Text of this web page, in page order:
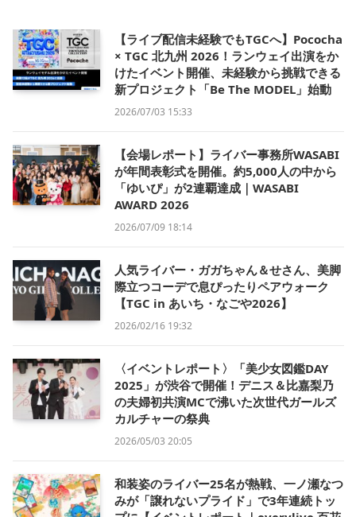
【ライブ配信未経験でもTGCへ】Pococha
× TGC 北九州 2026！ランウェイ出演をか
けたイベント開催、未経験から挑戦できる
新プロジェクト「Be The MODEL」始動
2026/07/03 15:33
【会場レポート】ライバー事務所WASABI
が年間表彰式を開催。約5,000人の中から
「ゆいぴ」が2連覇達成｜WASABI
AWARD 2026
2026/07/09 18:14
人気ライバー・ガガちゃん＆せさん、美脚
際立つコーデで息ぴったりペアウォーク
【TGC in あいち・なごや2026】
2026/02/16 19:32
〈イベントレポート〉「美少女図鑑DAY
2025」が渋谷で開催！デニス＆比嘉梨乃
の夫婦初共演MCで沸いた次世代ガールズ
カルチャーの祭典
2026/05/03 20:05
和装姿のライバー25名が熱戦、一ノ瀬なつ
みが「譲れないプライド」で3年連続トッ